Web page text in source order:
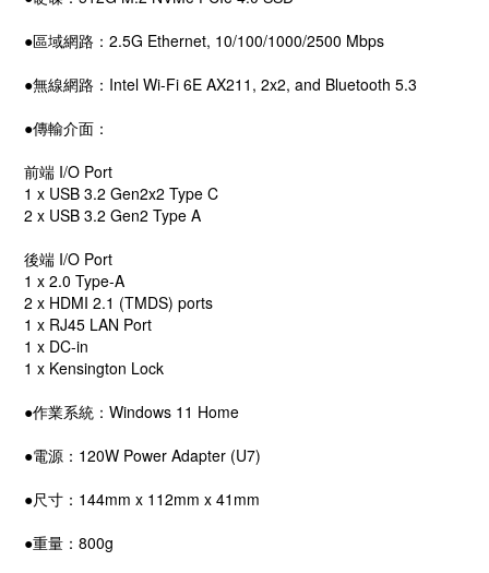
●區域網路：2.5G Ethernet, 10/100/1000/2500 Mbps
●無線網路：Intel Wi-Fi 6E AX211, 2x2, and Bluetooth 5.3
●傳輸介面：
前端 I/O Port
1 x USB 3.2 Gen2x2 Type C
2 x USB 3.2 Gen2 Type A
後端 I/O Port
1 x 2.0 Type-A
2 x HDMI 2.1 (TMDS) ports
1 x RJ45 LAN Port
1 x DC-in
1 x Kensington Lock
●作業系統：Windows 11 Home
●電源：120W Power Adapter (U7)
●尺寸：144mm x 112mm x 41mm
●重量：800g